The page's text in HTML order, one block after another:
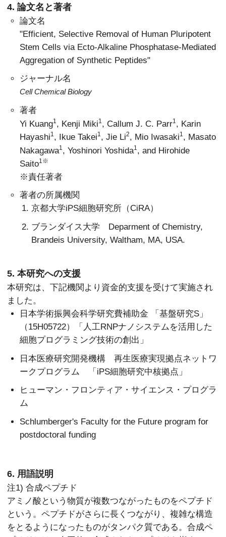
4. 論文名と著者
論文名
"Efficient, Selective Removal of Human Pluripotent
Stem Cells via Ecto-Alkaline Phosphatase-Mediated
Aggregation of Synthetic Peptides"
ジャーナル名
Cell Chemical Biology
著者
Yi Kuang1 , Kenji Miki1 , Callum J. C. Parr1
, Karin
Hayashi1 , Ikue Takei1 , Jie Li2, Mio Iwasaki1 , Masato
Nakagawa1 , Yoshinori Yoshida1
, and Hirohide
Saito1※
※責任著者
著者の所属機関
京都大学iPS細胞研究所（CiRA）
ブランダイス大学 Deparment of Chemistry,
Brandeis University, Waltham, MA, USA.
5. 本研究への支援
本研究は、下記機関より資金的支援を受けて実施され
ました。
日本学術振興会科学研究費補助金 「基盤研究S」
（15H05722）「人工RNPナノシステムを活用した
細胞プログラミング技術の創出」
日本医療研究開発機構 再生医療実現拠点ネットワ
ークプログラム 「iPS細胞研究中核拠点」
ヒューマン・フロンティア・サイエンス・プログラ
ム
Schlumberger's Faculty for the Future program for
postdoctoral funding
6. 用語説明
注1) 合成ペプチド
アミノ酸という物質が複数つながったものをペプチド
という。ペプチドがさらに長くつながり、複雑な構造
をとるようになったものがタンパク質である。合成ペ